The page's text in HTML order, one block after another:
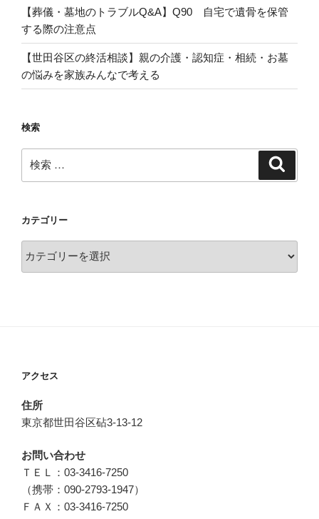
【葬儀・墓地のトラブルQ&A】Q90 自宅で遺骨を保管
する際の注意点
【世田谷区の終活相談】親の介護・認知症・相続・お墓
の悩みを家族みんなで考える
検索
検
索:
カテゴリー
アクセス
住所
東京都世田谷区砧3-13-12
お問い合わせ
ＴＥＬ：03-3416-7250
（携帯：090-2793-1947）
ＦＡＸ：03-3416-7250